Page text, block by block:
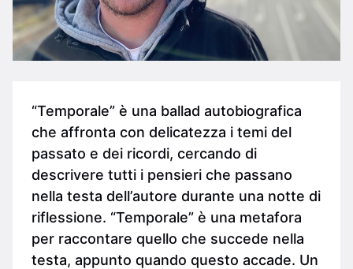
“Temporale” è una ballad autobiografica
che affronta con delicatezza i temi del
passato e dei ricordi, cercando di
descrivere tutti i pensieri che passano
nella testa dell’autore durante una notte di
riflessione. “Temporale” è una metafora
per raccontare quello che succede nella
testa, appunto quando questo accade. Un